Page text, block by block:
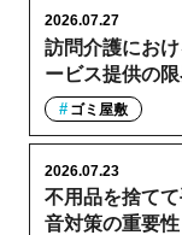
訪問介護にお
ービス提供の
2026.07.27
ゴミ屋敷
不用品を捨て
音対策の重要性
2026.07.23